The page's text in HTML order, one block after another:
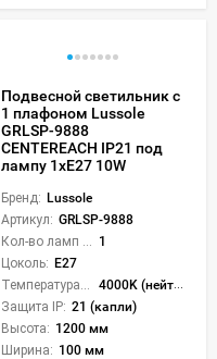
Подвесной светильник с
1 плафоном Lussole
GRLSP-9888
CENTEREACH IP21 под
лампу 1xE27 10W
Бренд: Lussole
Артикул: GRLSP-9888
1
Цоколь: E27
4000K (нейтральный)
Защита IP: 21 (капли)
Высота: 1200 мм
Ширина: 100 мм